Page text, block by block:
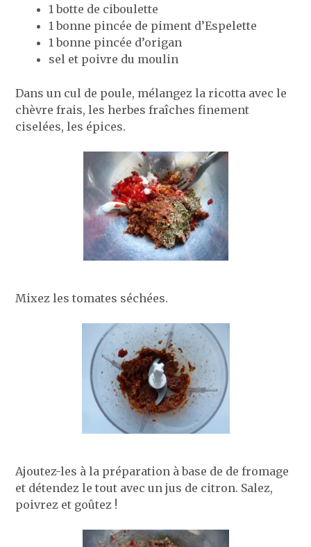
1 botte de ciboulette
1 bonne pincée de piment d’Espelette
1 bonne pincée d’origan
sel et poivre du moulin
Dans un cul de poule, mélangez la ricotta avec le
chèvre frais, les herbes fraîches finement
ciselées, les épices.
Mixez les tomates séchées.
Ajoutez-les à la préparation à base de de fromage
et détendez le tout avec un jus de citron. Salez,
poivrez et goûtez !